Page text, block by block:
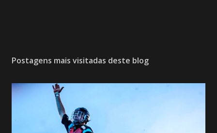
Postagens mais visitadas deste blog